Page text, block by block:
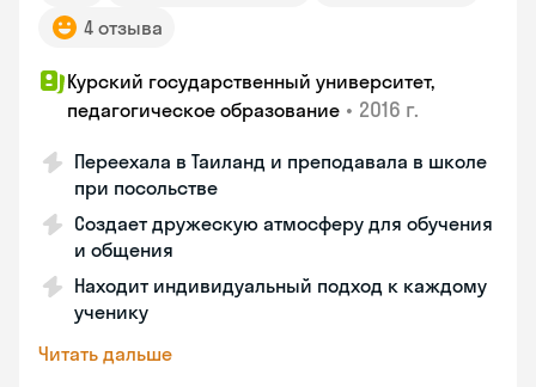
4 отзыва
Курский государственный университет,
педагогическое образование • 2016 г.
Переехала в Таиланд и преподавала в школе
при посольстве
Создает дружескую атмосферу для обучения
и общения
Находит индивидуальный подход к каждому
ученику
Читать дальше